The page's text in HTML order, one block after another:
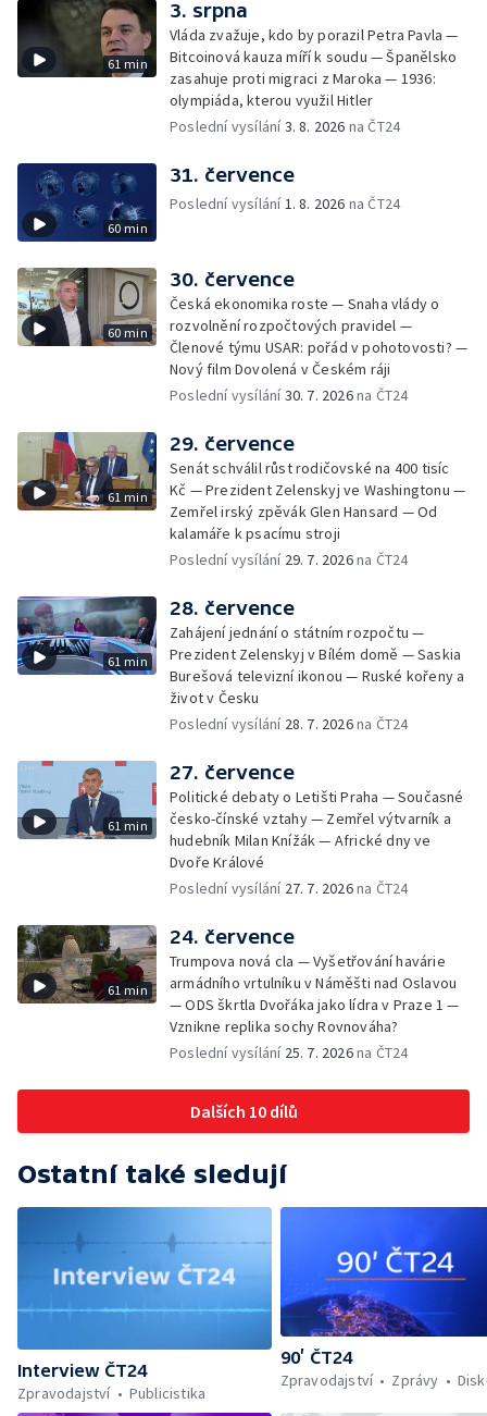
61 min
3. srpna
Vláda zvažuje, kdo by porazil Petra Pavla —
Bitcoinová kauza míří k soudu — Španělsko
zasahuje proti migraci z Maroka — 1936:
olympiáda, kterou využil Hitler
Poslední vysílání3. 8. 2026 na ČT24
60 min
31. července
Poslední vysílání1. 8. 2026 na ČT24
60 min
30. července
Česká ekonomika roste — Snaha vlády o
rozvolnění rozpočtových pravidel —
Členové týmu USAR: pořád v pohotovosti? —
Nový film Dovolená v Českém ráji
Poslední vysílání30. 7. 2026na ČT24
61 min
29. července
Senát schválil růst rodičovské na 400 tisíc
Kč — Prezident Zelenskyj ve Washingtonu —
Zemřel irský zpěvák Glen Hansard — Od
kalamáře k psacímu stroji
Poslední vysílání 29. 7. 2026na ČT24
61 min
28. července
Zahájení jednání o státním rozpočtu —
Prezident Zelenskyj v Bílém domě — Saskia
Burešová televizní ikonou — Ruské kořeny a
život v Česku
Poslední vysílání 28. 7. 2026na ČT24
61 min
27. července
Politické debaty o Letišti Praha — Současné
česko-čínské vztahy — Zemřel výtvarník a
hudebník Milan Knížák — Africké dny ve
Dvoře Králové
Poslední vysílání 27. 7. 2026na ČT24
61 min
24. července
Trumpova nová cla — Vyšetřování havárie
armádního vrtulníku v Náměšti nad Oslavou
— ODS škrtla Dvořáka jako lídra v Praze 1 —
Vznikne replika sochy Rovnováha?
Poslední vysílání 25. 7. 2026na ČT24
Dalších 10 dílů
Ostatní také sledují
Interview ČT24
Zpravodajství
Publicistika
90’ ČT24
Zpravodajství
Zprávy